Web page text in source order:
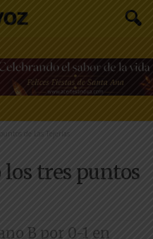
de Las Tejerías
los tres puntos
B por 0-1 en